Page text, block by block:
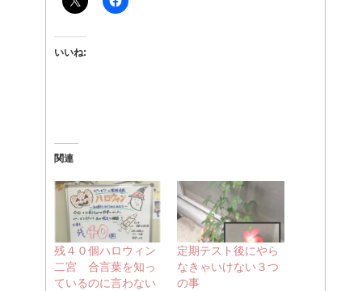
いいね:
関連
残４０個ハロウィン
二宮 合言葉を知っ
ているのに言わない
定期テスト後にやら
なきゃいけない３つ
の事